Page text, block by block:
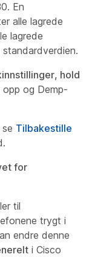
En
alle lagrede
lagrede
hold
opp og Demp-
Tilbakestille
for
til
trygt i
endre denne
i Cisco